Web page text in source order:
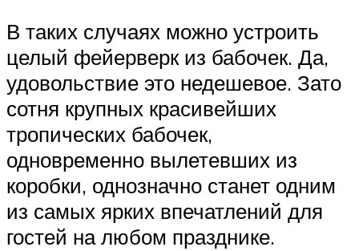
В таких случаях можно устроить
целый фейерверк из бабочек. Да,
удовольствие это недешевое. Зато
сотня крупных красивейших
тропических бабочек,
одновременно вылетевших из
коробки, однозначно станет одним
из самых ярких впечатлений для
гостей на любом празднике.